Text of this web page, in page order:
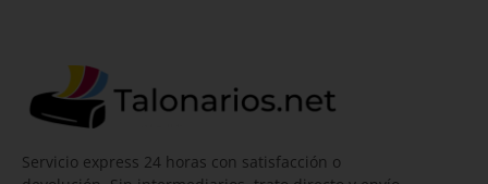
Servicio express 24 horas con satisfacción o